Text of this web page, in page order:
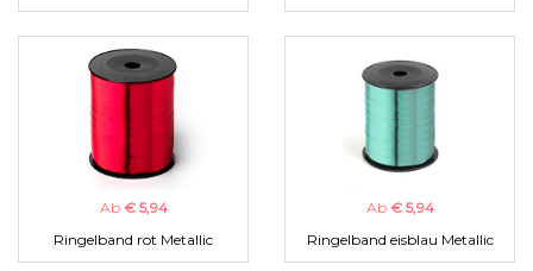
Ab € 5,94
Ringelband rot Metallic
Ab € 5,94
Ringelband eisblau Metallic